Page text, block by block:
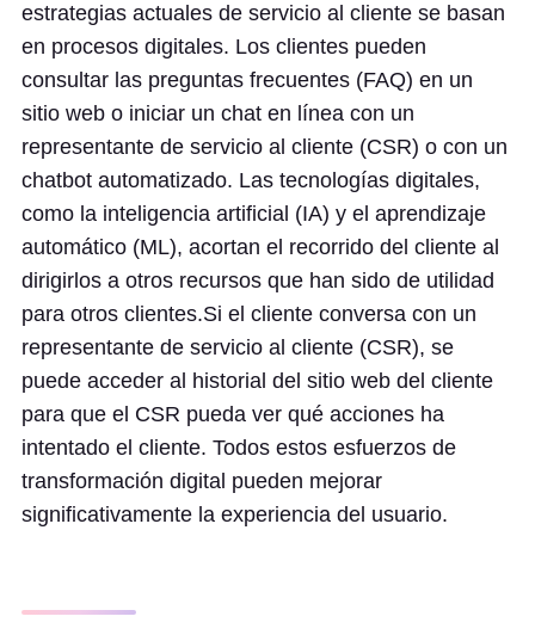
estrategias actuales de servicio al cliente se basan
en procesos digitales. Los clientes pueden
consultar las preguntas frecuentes (FAQ) en un
sitio web o iniciar un chat en línea con un
representante de servicio al cliente (CSR) o con un
chatbot automatizado. Las tecnologías digitales,
como la inteligencia artificial (IA) y el aprendizaje
automático (ML), acortan el recorrido del cliente al
dirigirlos a otros recursos que han sido de utilidad
para otros clientes.Si el cliente conversa con un
representante de servicio al cliente (CSR), se
puede acceder al historial del sitio web del cliente
para que el CSR pueda ver qué acciones ha
intentado el cliente. Todos estos esfuerzos de
transformación digital pueden mejorar
significativamente la experiencia del usuario.